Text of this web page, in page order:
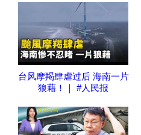
台风摩羯肆虐过后 海南一片
狼藉！｜ #人民报